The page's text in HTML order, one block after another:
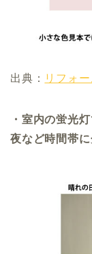
出典： リフォ
・室内の蛍光
夜など時間帯